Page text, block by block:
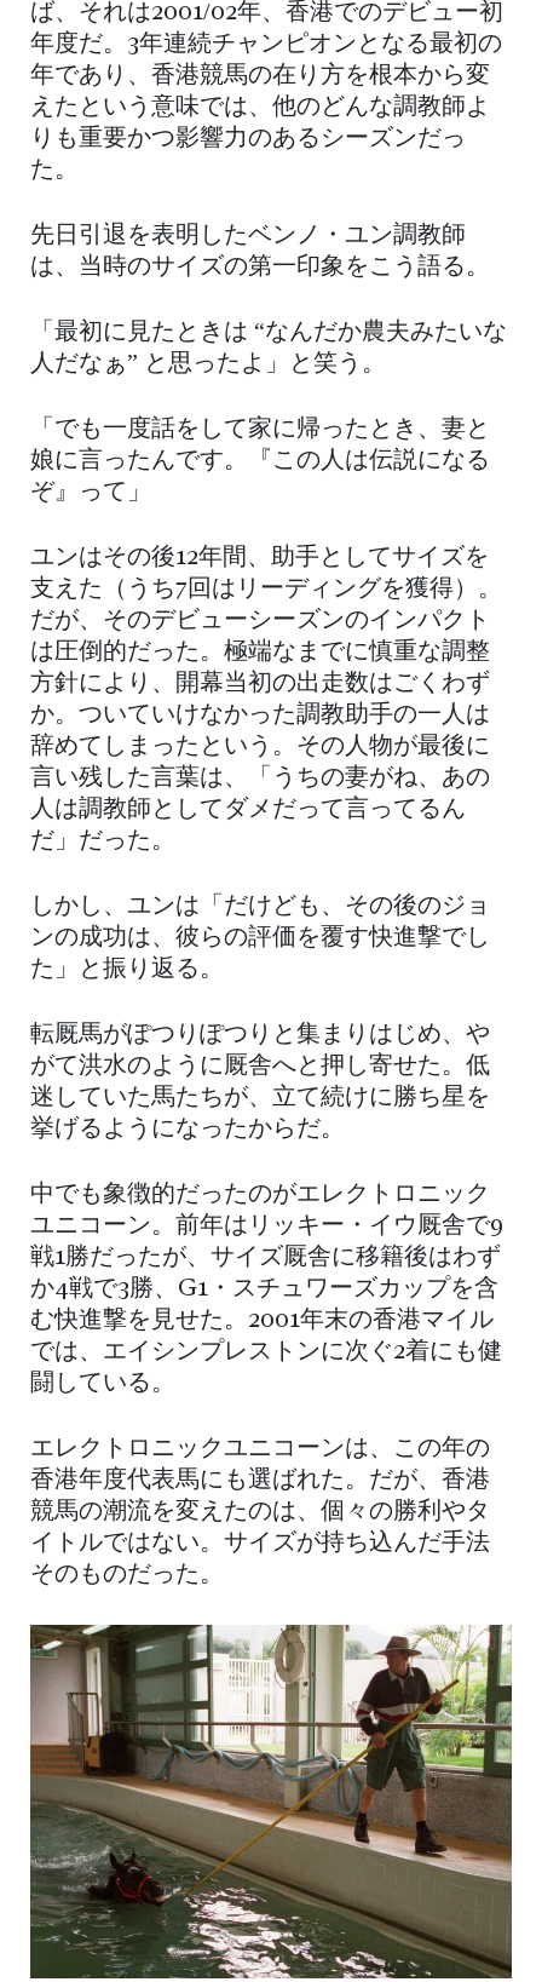
ば、それは2001/02年、香港でのデビュー初
年度だ。3年連続チャンピオンとなる最初の
年であり、香港競馬の在り方を根本から変
えたという意味では、他のどんな調教師よ
りも重要かつ影響力のあるシーズンだっ
た。
先日引退を表明したベンノ・ユン調教師
は、当時のサイズの第一印象をこう語る。
「最初に見たときは “なんだか農夫みたいな
人だなぁ” と思ったよ」と笑う。
「でも一度話をして家に帰ったとき、妻と
娘に言ったんです。『この人は伝説になる
ぞ』って」
ユンはその後12年間、助手としてサイズを
支えた（うち7回はリーディングを獲得）。
だが、そのデビューシーズンのインパクト
は圧倒的だった。極端なまでに慎重な調整
方針により、開幕当初の出走数はごくわず
か。ついていけなかった調教助手の一人は
辞めてしまったという。その人物が最後に
言い残した言葉は、「うちの妻がね、あの
人は調教師としてダメだって言ってるん
だ」だった。
しかし、ユンは「だけども、その後のジョ
ンの成功は、彼らの評価を覆す快進撃でし
た」と振り返る。
転厩馬がぽつりぽつりと集まりはじめ、や
がて洪水のように厩舎へと押し寄せた。低
迷していた馬たちが、立て続けに勝ち星を
挙げるようになったからだ。
中でも象徴的だったのがエレクトロニック
ユニコーン。前年はリッキー・イウ厩舎で9
戦1勝だったが、サイズ厩舎に移籍後はわず
か4戦で3勝、G1・スチュワーズカップを含
む快進撃を見せた。2001年末の香港マイル
では、エイシンプレストンに次ぐ2着にも健
闘している。
エレクトロニックユニコーンは、この年の
香港年度代表馬にも選ばれた。だが、香港
競馬の潮流を変えたのは、個々の勝利やタ
イトルではない。サイズが持ち込んだ手法
そのものだった。